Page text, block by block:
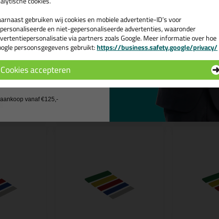
Glasblokjes 15mm breed - 100
Glasblokjes
15mm
gebruiken wij cookies en mobiele advertentie-ID’s voor
en niet-gepersonaliseerde advertenties, waaronder
via partners zoals Google. Meer informatie over hoe
persoonsgegevens gebruikt:https://business.safety.google/privacy/
Cookies accepteren
de actiecode ›
geen cadeau
vanaf €125,-